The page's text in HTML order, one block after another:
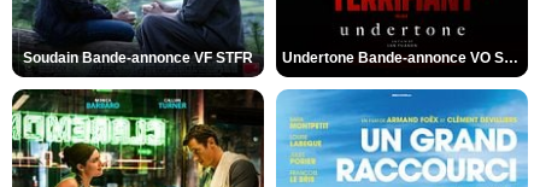
Soudain Bande-annonce VF STFR Undertone Bande-annonce VO STFR